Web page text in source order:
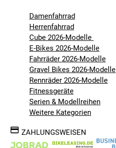
Damenfahrrad
Herrenfahrrad
Cube 2026-Modelle
E-Bikes 2026-Modelle
Fahrräder 2026-Modelle
Gravel Bikes 2026-Modelle
Rennräder 2026-Modelle
Fitnessgeräte
Serien & Modellreihen
Weitere Kategorien
ZAHLUNGSWEISEN